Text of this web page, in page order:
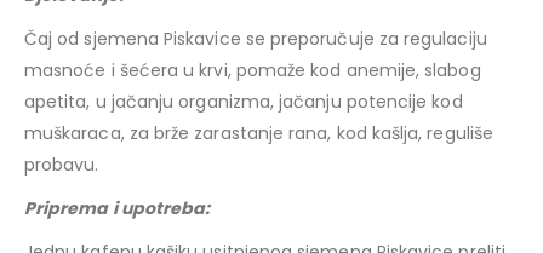
Čaj od sjemena Piskavice se preporučuje za regulaciju
masnoće i šećera u krvi, pomaže kod anemije, slabog
apetita, u jačanju organizma, jačanju potencije kod
muškaraca, za brže zarastanje rana, kod kašlja, reguliše
probavu.
Priprema i upotreba: